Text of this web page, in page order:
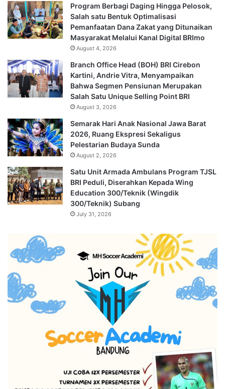
Program Berbagi Daging Hingga Pelosok,
Salah satu Bentuk Optimalisasi
Pemanfaatan Dana Zakat yang Ditunaikan
Masyarakat Melalui Kanal Digital BRImo
August 4, 2026
Branch Office Head (BOH) BRI Cirebon
Kartini, Andrie Vitra, Menyampaikan
Bahwa Segmen Pensiunan Merupakan
Salah Satu Unique Selling Point BRI
August 3, 2026
Semarak Hari Anak Nasional Jawa Barat
2026, Ruang Ekspresi Sekaligus
Pelestarian Budaya Sunda
August 2, 2026
Satu Unit Armada Ambulans Program TJSL
BRI Peduli, Diserahkan Kepada Wing
Education 300/Teknik (Wingdik
300/Teknik) Subang
July 31, 2026